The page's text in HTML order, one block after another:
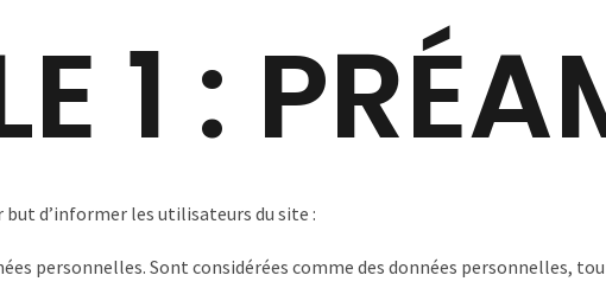
1 :
d’informer les utilisateurs du site :
personnelles. Sont considérées comme des données personnelles,